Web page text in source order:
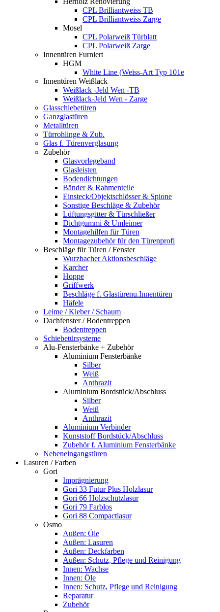
CPL Brilliantweiss TB
CPL Brilliantweiss Zarge
Mosel
CPL Polarweiß Türblatt
CPL Polarweiß Zarge
Innentüren Furniert
HGM
White Line (Weiss-Art Typ 101e
Innentüren Weißlack
Weißlack -Jeld Wen -TB
Weißlack-Jeld Wen - Zarge
Glasschiebetüren
Ganzglastüren
Metalltüren
Türrohlinge & Zub.
Glas f. Türenverglasung
Zubehör
Glasvorlegeband
Glasleisten
Bodendichtungen
Bänder & Rahmenteile
Einsteck/Objektschlösser & Spione
Sonstige Beschläge & Zubehör
Lüftungsgitter & Türschließer
Dichtgummi & Umleimer
Montagehilfen für Türen
Montagezubehör für den Türenprofi
Beschläge für Türen / Fenster
Wurzbacher Aktionsbeschläge
Karcher
Hoppe
Griffwerk
Beschläge f. Glastürenu.Innentüren
Häfele
Leime / Kleber / Schaum
Dachfenster / Bodentreppen
Bodentreppen
Schiebetürsysteme
Alu-Fensterbänke + Zubehör
Aluminium Fensterbänke
Silber
Weiß
Anthrazit
Aluminium Bordstück/Abschluss
Silber
Weiß
Anthrazit
Aluminium Verbinder
Kunststoff Bordstück/Abschluss
Zubehör f. Aluminium Fensterbänke
Nebeneingangstüren
Lasuren / Farben
Gori
Imprägnierung
Gori 33 Futur Plus Holzlasur
Gori 66 Holzschutzlasur
Gori 79 Farblos
Gori 88 Compactlasur
Osmo
Außen: Öle
Außen: Lasuren
Außen: Deckfarben
Außen: Schutz, Pflege und Reinigung
Innen: Wachse
Innen: Öle
Innen: Schutz, Pflege und Reinigung
Reparatur
Zubehör